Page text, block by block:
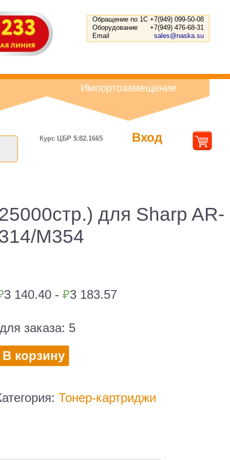
Обращение по 1С +7(949) 099-50-08
Оборудование
+7(949) 476-68-31
Email
sales@naska.su
Импортозамещение
Курс ЦБР $:82.1665 Вход
для Sharp AR-
M354
3 140.40 - ₽3 183.57
заказа: 5
В корзину
Тонер-картриджи